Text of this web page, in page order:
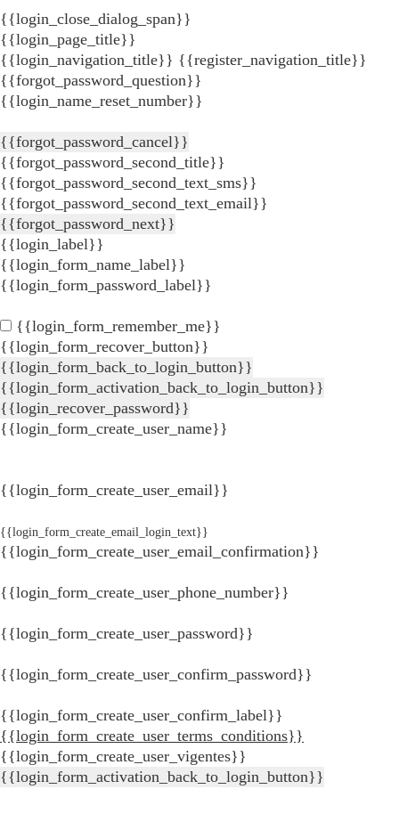
{{login_close_dialog_span}}
{{login_page_title}}
{{login_navigation_title}} {{register_navigation_title}}
{{forgot_password_question}}
{{login_name_reset_number}}
{{forgot_password_cancel}}
{{forgot_password_second_title}}
{{forgot_password_second_text_sms}}
{{forgot_password_second_text_email}}
{{forgot_password_next}}
{{login_label}}
{{login_form_name_label}}
{{login_form_password_label}}
{{login_form_remember_me}}
{{login_form_recover_button}}
{{login_form_back_to_login_button}}
{{login_form_activation_back_to_login_button}}
{{login_recover_password}}
{{login_form_create_user_name}}
{{login_form_create_user_email}}
{{login_form_create_email_login_text}}
{{login_form_create_user_email_confirmation}}
{{login_form_create_user_phone_number}}
{{login_form_create_user_password}}
{{login_form_create_user_confirm_password}}
{{login_form_create_user_confirm_label}}
{{login_form_create_user_terms_conditions}}
{{login_form_create_user_vigentes}}
{{login_form_activation_back_to_login_button}}